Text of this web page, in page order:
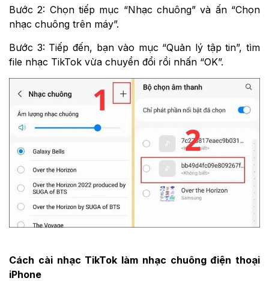
Bước 2: Chọn tiếp mục “Nhạc chuông” và ấn “Chọn
nhạc chuông trên máy”.
Bước 3: Tiếp đến, bạn vào mục “Quản lý tập tin”, tìm
file nhạc TikTok vừa chuyển đổi rồi nhấn “OK”.
Cách cài nhạc TikTok làm nhạc chuông điện thoại
iPhone